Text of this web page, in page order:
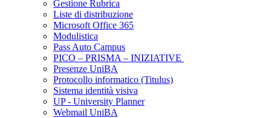
Gestione Rubrica
Liste di distribuzione
Microsoft Office 365
Modulistica
Pass Auto Campus
PICO – PRISMA – INIZIATIVE
Presenze UniBA
Protocollo informatico (Titulus)
Sistema identità visiva
UP - University Planner
Webmail UniBA